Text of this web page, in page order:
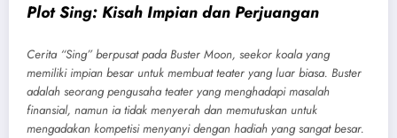
Plot Sing: Kisah Impian dan Perjuangan
Cerita “Sing” berpusat pada Buster Moon, seekor koala yang
memiliki impian besar untuk membuat teater yang luar biasa. Buster
adalah seorang pengusaha teater yang menghadapi masalah
finansial, namun ia tidak menyerah dan memutuskan untuk
mengadakan kompetisi menyanyi dengan hadiah yang sangat besar.